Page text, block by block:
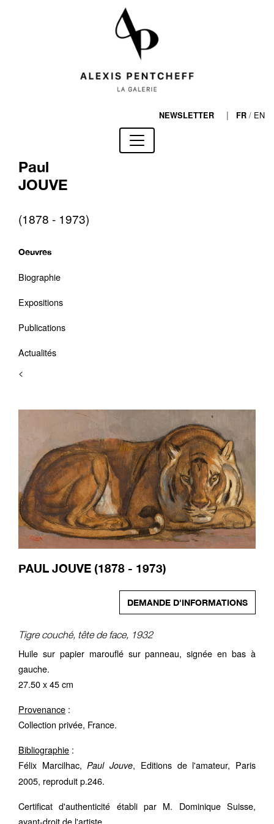
NEWSLETTER | FR / EN
Paul
JOUVE
(1878 - 1973)
Oeuvres
Biographie
Expositions
Publications
Actualités
<
PAUL JOUVE (1878 - 1973)
DEMANDE D'INFORMATIONS
Tigre couché, tête de face, 1932
Huile sur papier marouflé sur panneau, signée en bas à
gauche.
27.50 x 45 cm
Provenance :
Collection privée, France.
Bibliographie :
Félix Marcilhac,Paul Jouve, Editions de l'amateur, Paris
2005, reproduit p.246.
Certificat d'authenticité établi par M. Dominique Suisse,
ayant-droit de l'artiste.